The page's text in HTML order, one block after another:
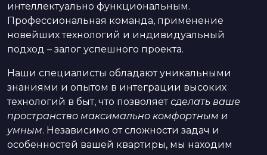
интеллектуально функциональным.
Профессиональная команда, применение
новейших технологий и индивидуальный
подход – залог успешного проекта.
Наши специалисты обладают уникальными
знаниями и опытом в интеграции высоких
технологий в быт, что позволяетсделать ваше
пространство максимально комфортным и
умным. Независимо от сложности задач и
особенностей вашей квартиры, мы находим